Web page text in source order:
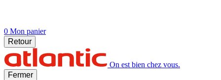
0 Mon panier
Retour
On est bien chez vous.
Fermer